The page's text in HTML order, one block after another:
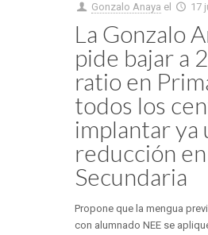
Gonzalo Anaya el 17
La Gonzalo
pide bajar a
ratio en
todos los
implantar ya
reducción en
Secundaria
Propone que la mengua
con alumnado NEE se